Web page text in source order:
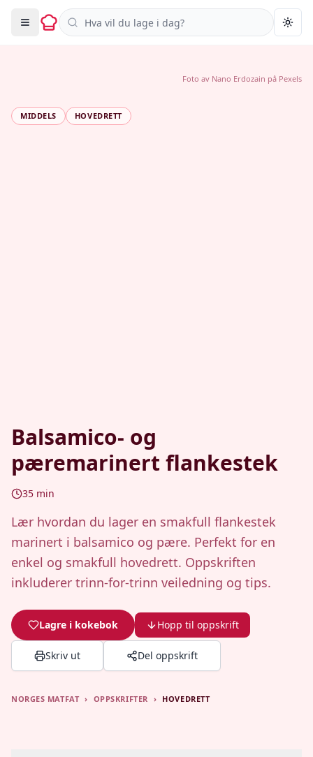
Søk i oppskrifter
MIDDELS HOVEDRETT
Balsamico- og
pæremarinert flankestek
35 min
Lær hvordan du lager en smakfull flankestek
marinert i balsamico og pære. Perfekt for en
enkel og smakfull hovedrett. Oppskriften
inkluderer trinn-for-trinn veiledning og tips.
Lagre i kokebok Hopp til oppskrift
Skriv ut Del oppskrift
Foto av Nano Erdozain på Pexels
NORGES MATFAT › OPPSKRIFTER › HOVEDRETT